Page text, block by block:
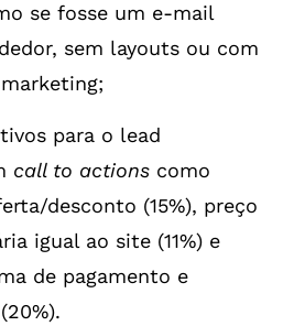
se fosse um e-mail
sem layouts ou com
para o lead
call to actions como
desconto (15%), preço
igual ao site (11%) e
de pagamento e